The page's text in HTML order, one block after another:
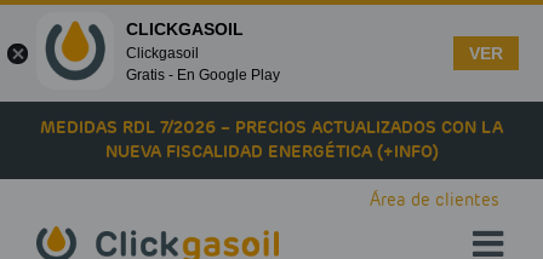
Skip to main content
MEDIDAS RDL 7/2026 – PRECIOS ACTUALIZADOS CON LA
NUEVA FISCALIDAD ENERGÉTICA (+INFO)
Área de clientes
CLICKGASOIL
Clickgasoil
Gratis - En Google Play
VER